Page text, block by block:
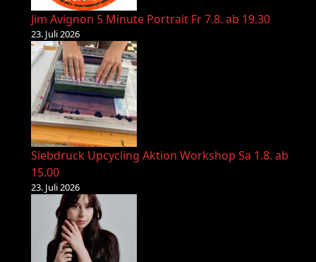
Jim Avignon 5 Minute Portrait Fr 7.8. ab 19.30
23. Juli 2026
Siebdruck Upcycling Aktion Workshop Sa 1.8. ab
15.00
23. Juli 2026